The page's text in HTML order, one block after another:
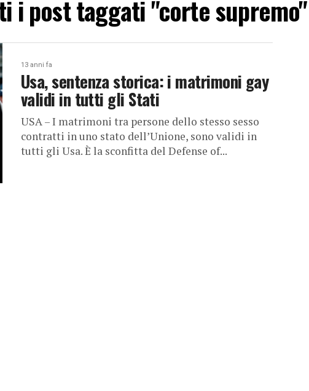
i post taggati "corte supremo"
13 anni fa
Usa, sentenza storica: i matrimoni gay
validi in tutti gli Stati
USA – I matrimoni tra persone dello stesso sesso
contratti in uno stato dell’Unione, sono validi in
tutti gli Usa. È la sconfitta del Defense of...